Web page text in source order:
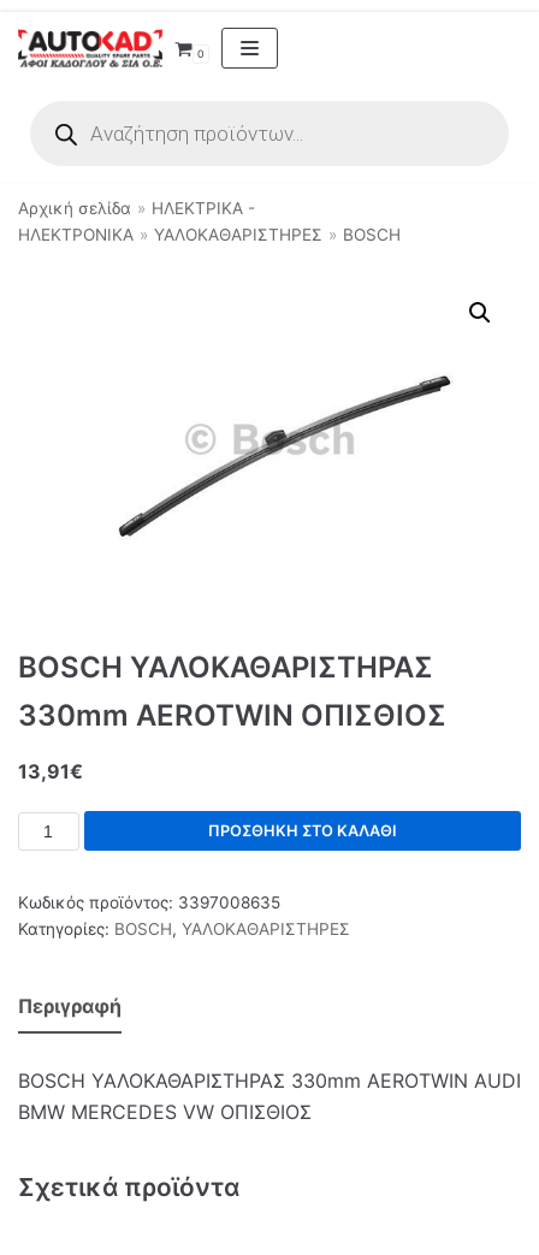
Μεταπηδήστε
στο
0
Αρχική σελίδα » ΗΛΕΚΤΡΙΚΑ -
ΗΛΕΚΤΡΟΝΙΚΑ » ΥΑΛΟΚΑΘΑΡΙΣΤΗΡΕΣ » BOSCH
BOSCH ΥΑΛΟΚΑΘΑΡΙΣΤΗΡΑΣ
330mm AEROTWIN ΟΠΙΣΘΙΟΣ
13,91€
ΠΡΟΣΘΉΚΗ ΣΤΟ ΚΑΛΆΘΙ
Κωδικός προϊόντος: 3397008635
Κατηγορίες: BOSCH, ΥΑΛΟΚΑΘΑΡΙΣΤΗΡΕΣ
Περιγραφή
BOSCH ΥΑΛΟΚΑΘΑΡΙΣΤΗΡΑΣ 330mm AEROTWIN AUDI
BMW MERCEDES VW ΟΠΙΣΘΙΟΣ
Σχετικά προϊόντα